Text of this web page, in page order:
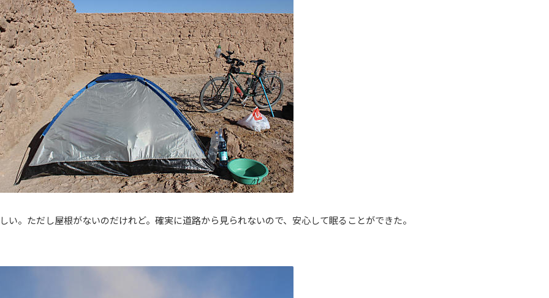
い。ただし屋根がないのだけれど。確実に道路から見られないので、安心して眠ることができた。